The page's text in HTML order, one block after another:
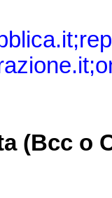
;
;
(Bcc o